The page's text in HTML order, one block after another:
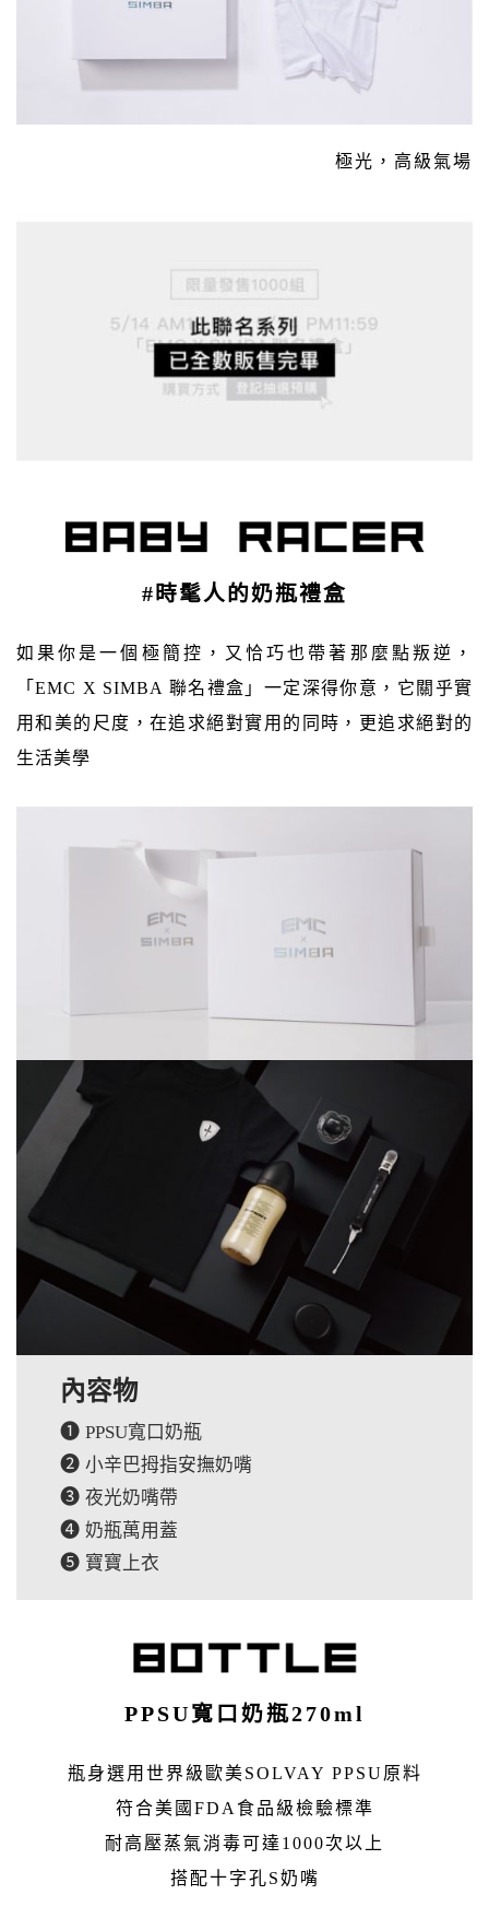
極光，高級氣場
#時髦人的奶瓶禮盒
如果你是一個極簡控，又恰巧也帶著那麼點叛逆，
「EMC X SIMBA 聯名禮盒」一定深得你意，它關乎實
用和美的尺度，在追求絕對實用的同時，更追求絕對的
生活美學
內容物
➊ PPSU寬口奶瓶
➋ 小辛巴拇指安撫奶嘴
➌ 夜光奶嘴帶
➍ 奶瓶萬用蓋
➎ 寶寶上衣
PPSU寬口奶瓶270ml
瓶身選用世界級歐美SOLVAY PPSU原料
符合美國FDA食品級檢驗標準
耐高壓蒸氣消毒可達1000次以上
搭配十字孔S奶嘴